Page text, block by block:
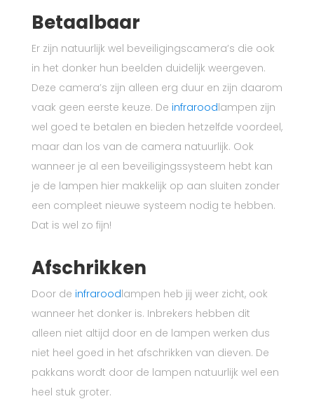
Betaalbaar
Er zijn natuurlijk wel beveiligingscamera’s die ook
in het donker hun beelden duidelijk weergeven.
Deze camera’s zijn alleen erg duur en zijn daarom
vaak geen eerste keuze. De infraroodlampen zijn
wel goed te betalen en bieden hetzelfde voordeel,
maar dan los van de camera natuurlijk. Ook
wanneer je al een beveiligingssysteem hebt kan
je de lampen hier makkelijk op aan sluiten zonder
een compleet nieuwe systeem nodig te hebben.
Dat is wel zo fijn!
Afschrikken
Door de infraroodlampen heb jij weer zicht, ook
wanneer het donker is. Inbrekers hebben dit
alleen niet altijd door en de lampen werken dus
niet heel goed in het afschrikken van dieven. De
pakkans wordt door de lampen natuurlijk wel een
heel stuk groter.